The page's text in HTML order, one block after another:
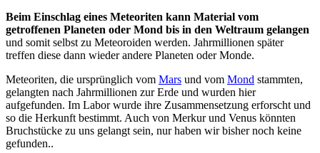
Beim Einschlag eines Meteoriten kann Material vom
getroffenen Planeten oder Mond bis in den Weltraum gelangen
und somit selbst zu Meteoroiden werden. Jahrmillionen später
treffen diese dann wieder andere Planeten oder Monde.
Meteoriten, die ursprünglich vom Mars und vom Mond stammten,
gelangten nach Jahrmillionen zur Erde und wurden hier
aufgefunden. Im Labor wurde ihre Zusammensetzung erforscht und
so die Herkunft bestimmt. Auch von Merkur und Venus könnten
Bruchstücke zu uns gelangt sein, nur haben wir bisher noch keine
gefunden..